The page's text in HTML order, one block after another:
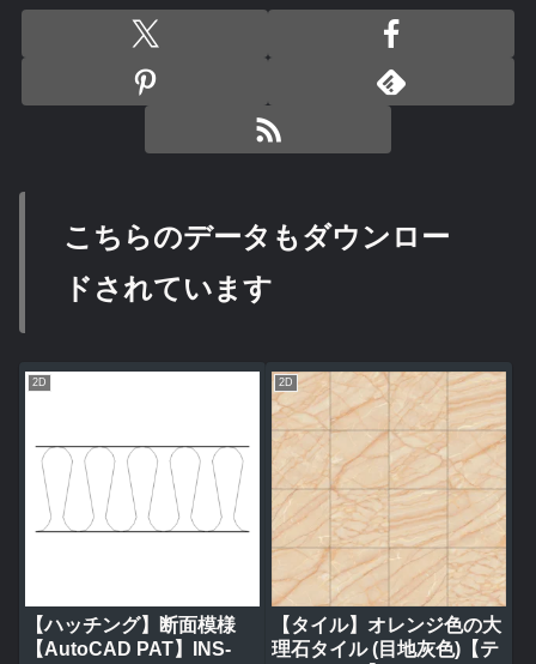
こちらのデータもダウンロー
ドされています
2D
【ハッチング】断面模様
【AutoCAD PAT】INS-
2D
【タイル】オレンジ色の大
理石タイル (目地灰色)【テ